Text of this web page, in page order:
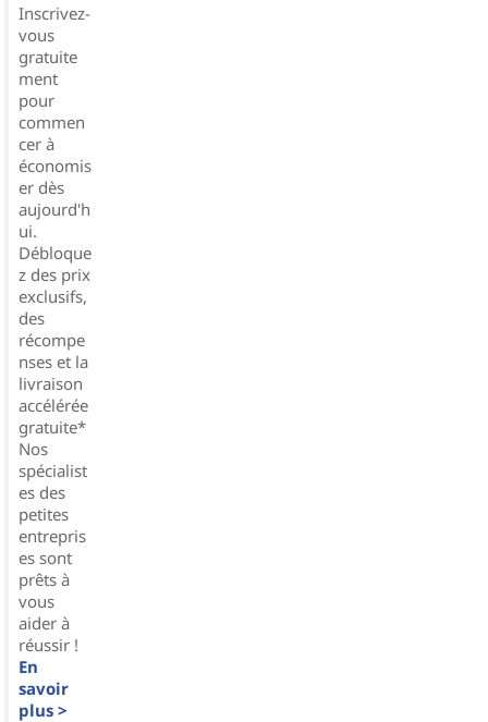
Inscrivez-
vous
gratuite
ment
pour
commen
cer à
économis
er dès
aujourd'h
ui.
Débloque
z des prix
exclusifs,
des
récompe
nses et la
livraison
accélérée
gratuite*
Nos
spécialist
es des
petites
entrepris
es sont
prêts à
vous
aider à
réussir !
En
savoir
plus >